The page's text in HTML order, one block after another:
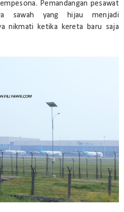
Pemandangan pesawat
sawah yang hijau menjadi
nikmati ketika kereta baru saja